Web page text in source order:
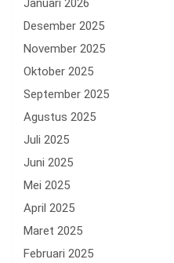
Januari 2026
Desember 2025
November 2025
Oktober 2025
September 2025
Agustus 2025
Juli 2025
Juni 2025
Mei 2025
April 2025
Maret 2025
Februari 2025